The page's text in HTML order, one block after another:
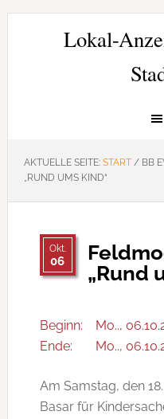
Zur
Hauptnavigation
Zum
Zur
SeitenspalteLokal-
AKTUELLE SEITE: START /BB
„RUND UMS KIND“
Okt.
06
„Rund
Beginn:
Mo..,
Ende:
Mo..,
Am Samstag, den
Basar für